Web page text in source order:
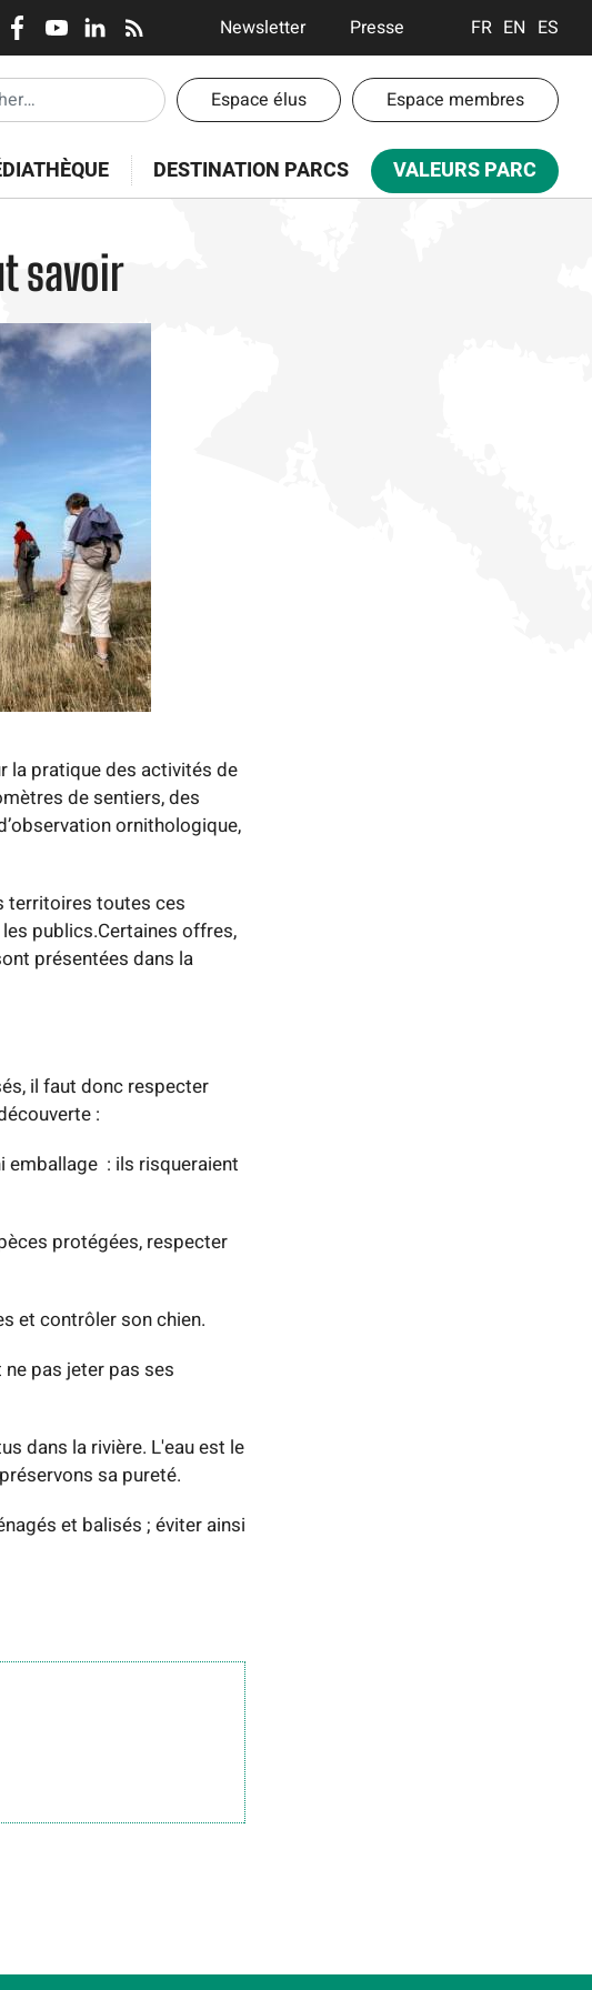
Réseaux
En-
tête
Communication
Newsletter Presse FRANÇAIS
ENGLISH
En-
tête
-
Espaces
Espace élus Espace membres
DESTINATION PARCS VALEURS PARC
savoir
la pratique des activités de
de sentiers, des
ornithologique,
territoires toutes ces
publics.Certaines offres,
présentées dans la
il faut donc respecter
:
emballage : ils risqueraient
protégées, respecter
et contrôler son chien.
pas jeter pas ses
dans la rivière. L'eau est le
sa pureté.
et balisés ; éviter ainsi